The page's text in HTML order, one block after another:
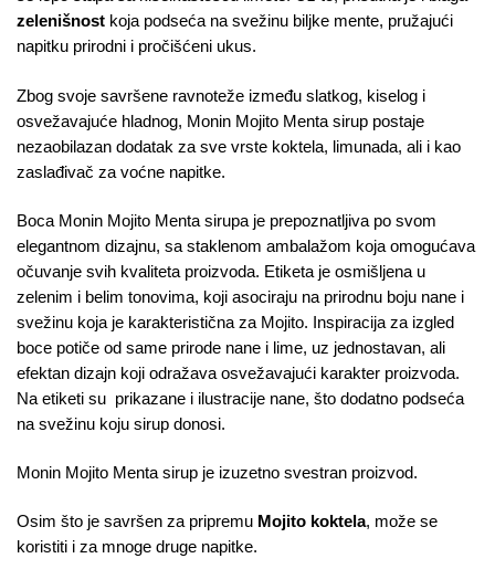
zelenišnost koja podseća na svežinu biljke mente, pružajući
napitku prirodni i pročišćeni ukus.
Zbog svoje savršene ravnoteže između slatkog, kiselog i
osvežavajuće hladnog, Monin Mojito Menta sirup postaje
nezaobilazan dodatak za sve vrste koktela, limunada, ali i kao
zaslađivač za voćne napitke.
Boca Monin Mojito Menta sirupa je prepoznatljiva po svom
elegantnom dizajnu, sa staklenom ambalažom koja omogućava
očuvanje svih kvaliteta proizvoda. Etiketa je osmišljena u
zelenim i belim tonovima, koji asociraju na prirodnu boju nane i
svežinu koja je karakteristična za Mojito. Inspiracija za izgled
boce potiče od same prirode nane i lime, uz jednostavan, ali
efektan dizajn koji odražava osvežavajući karakter proizvoda.
Na etiketi su prikazane i ilustracije nane, što dodatno podseća
na svežinu koju sirup donosi.
Monin Mojito Menta sirup je izuzetno svestran proizvod.
Osim što je savršen za pripremu Mojito koktela, može se
koristiti i za mnoge druge napitke.